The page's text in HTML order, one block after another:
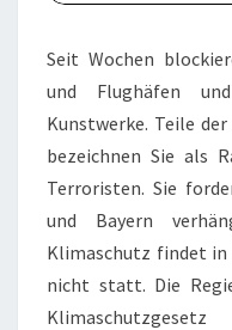
Seit Wochen
und Flughäfen
Kunstwerke. Teile
bezeichnen Sie als
Terroristen. Sie
und Bayern
Klimaschutz findet in
nicht statt. Die